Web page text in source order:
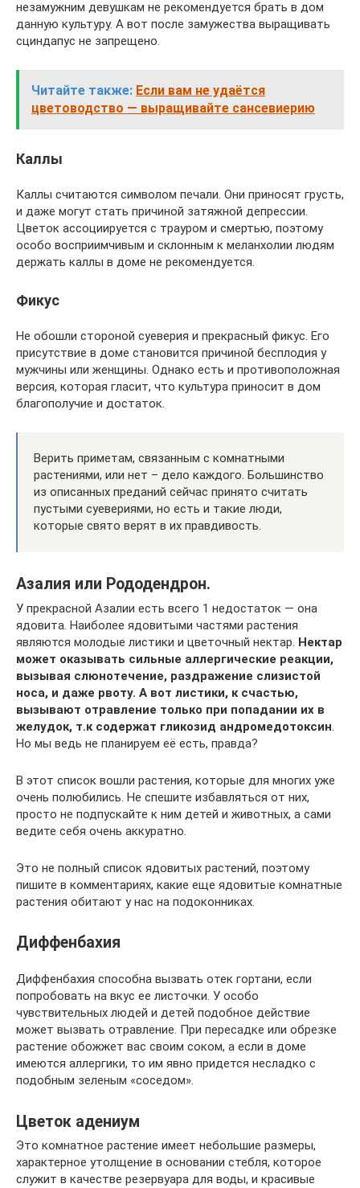
незамужним девушкам не рекомендуется брать в дом
данную культуру. А вот после замужества выращивать
сциндапус не запрещено.
Читайте также: Если вам не удаётся
цветоводство — выращивайте сансевиерию
Каллы
Каллы считаются символом печали. Они приносят грусть,
и даже могут стать причиной затяжной депрессии.
Цветок ассоциируется с трауром и смертью, поэтому
особо восприимчивым и склонным к меланхолии людям
держать каллы в доме не рекомендуется.
Фикус
Не обошли стороной суеверия и прекрасный фикус. Его
присутствие в доме становится причиной бесплодия у
мужчины или женщины. Однако есть и противоположная
версия, которая гласит, что культура приносит в дом
благополучие и достаток.
Верить приметам, связанным с комнатными
растениями, или нет – дело каждого. Большинство
из описанных преданий сейчас принято считать
пустыми суевериями, но есть и такие люди,
которые свято верят в их правдивость.
Азалия или Рододендрон.
У прекрасной Азалии есть всего 1 недостаток — она
ядовита. Наиболее ядовитыми частями растения
являются молодые листики и цветочный нектар. Нектар
может оказывать сильные аллергические реакции,
вызывая слюнотечение, раздражение слизистой
носа, и даже рвоту. А вот листики, к счастью,
вызывают отравление только при попадании их в
желудок, т.к содержат гликозид андромедотоксин.
Но мы ведь не планируем её есть, правда?
В этот список вошли растения, которые для многих уже
очень полюбились. Не спешите избавляться от них,
просто не подпускайте к ним детей и животных, а сами
ведите себя очень аккуратно.
Это не полный список ядовитых растений, поэтому
пишите в комментариях, какие еще ядовитые комнатные
растения обитают у нас на подоконниках.
Диффенбахия
Диффенбахия способна вызвать отек гортани, если
попробовать на вкус ее листочки. У особо
чувствительных людей и детей подобное действие
может вызвать отравление. При пересадке или обрезке
растение обожжет вас своим соком, а если в доме
имеются аллергики, то им явно придется несладко с
подобным зеленым «соседом».
Цветок адениум
Это комнатное растение имеет небольшие размеры,
характерное утолщение в основании стебля, которое
служит в качестве резервуара для воды, и красивые